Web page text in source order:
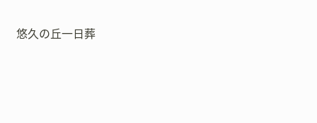
悠久の丘一日葬